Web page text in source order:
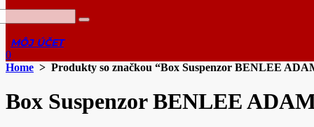
0
Home > Produkty so značkou “Box Suspenzor BENLEE
Box Suspenzor BENLEE